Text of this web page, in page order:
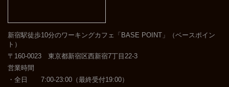
新宿駅徒歩10分のワーキングカフェ「BASE POINT」（ベースポイン
ト）
〒160-0023 東京都新宿区西新宿7丁目22-3
営業時間
・全日 7:00-23:00（最終受付19:00）